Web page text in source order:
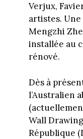
Verjux,
artistes.
Mengzhi
installée au
rénové.
Dès à
l’Australien
Wall
République